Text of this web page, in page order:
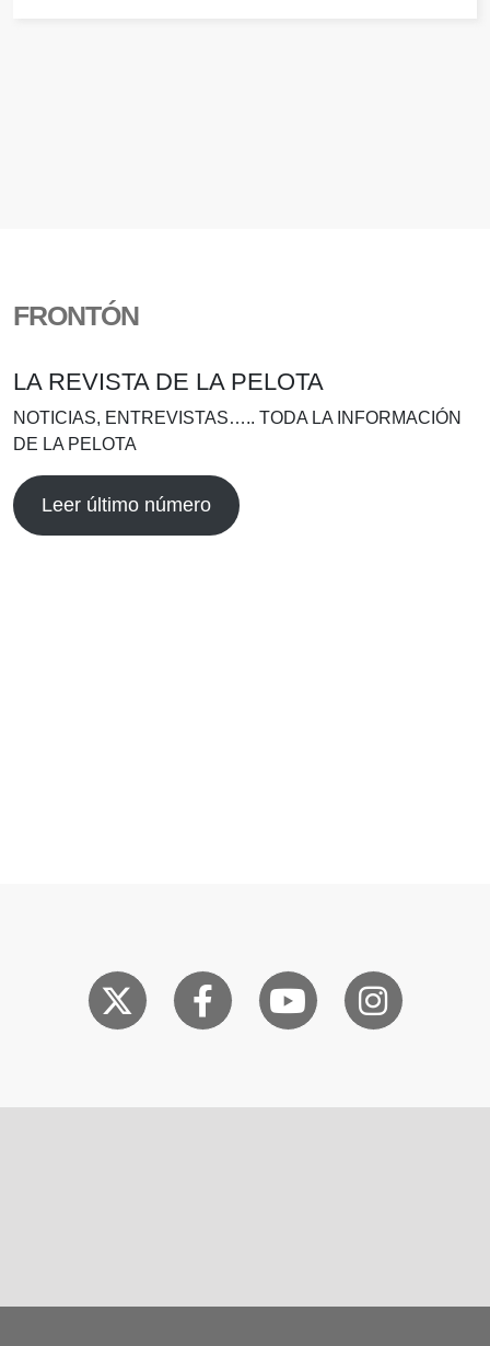
FRONTÓN
LA REVISTA DE LA PELOTA
NOTICIAS, ENTREVISTAS….. TODA LA INFORMACIÓN
DE LA PELOTA
Leer último número